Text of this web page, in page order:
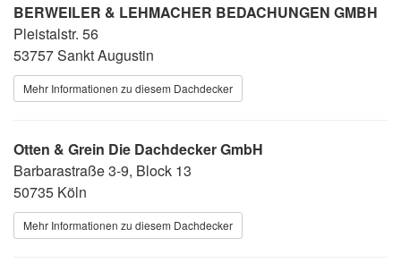
BERWEILER & LEHMACHER BEDACHUNGEN GMBH
Pleistalstr. 56
53757 Sankt Augustin
Mehr Informationen zu diesem Dachdecker
Otten & Grein Die Dachdecker GmbH
Barbarastraße 3-9, Block 13
50735 Köln
Mehr Informationen zu diesem Dachdecker